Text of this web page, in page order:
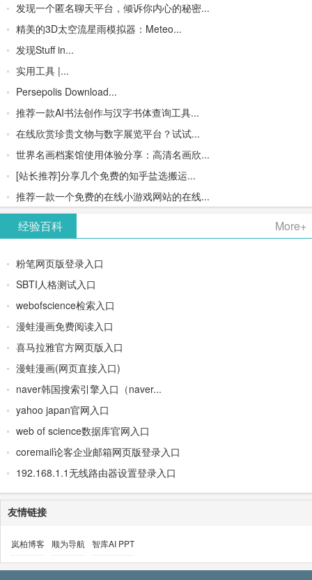
发现一个匿名聊天平台，倾诉你内心的秘密...
精美的3D太空流星雨模拟器：Meteo...
发现Stuff in...
实用工具 |...
Persepolis Download...
推荐一款AI书法创作与汉字书体查询工具...
在线欣赏珍贵文物与数字展览平台？试试...
世界名画档案馆使用体验分享：高清名画欣...
[站长推荐]分享几个免费的知乎盐选搬运...
推荐一款一个免费的在线小游戏网站的在线...
经验百科 More+
粉笔网页版登录入口
SBTI人格测试入口
webofscience检索入口
漫蛙漫画免费阅读入口
喜马拉雅官方网页版入口
漫蛙漫画(网页直接入口)
naver韩国搜索引擎入口（naver...
yahoo japan官网入口
web of science数据库官网入口
coremail论客企业邮箱网页版登录入口
192.168.1.1无线路由器设置登录入口
友情链接
岚柏博客 顺为导航 智库AI PPT